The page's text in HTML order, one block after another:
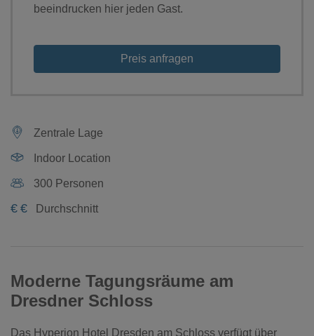
beeindrucken hier jeden Gast.
Preis anfragen
Zentrale Lage
Indoor Location
300 Personen
€ € Durchschnitt
Moderne Tagungsräume am
Dresdner Schloss
Das Hyperion Hotel Dresden am Schloss verfügt über